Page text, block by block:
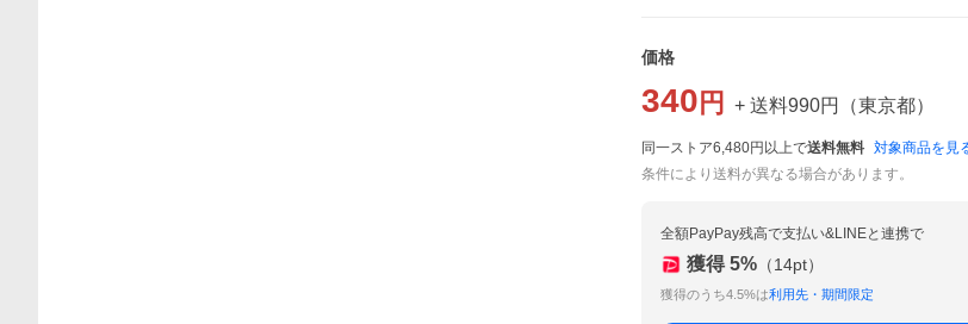
価格
340 円 + 送料990円 （東京都）
同一ストア6,480円以上で送料無料 対象商品を見
条件により送料が異なる場合があります。
全額PayPay残高で支払い&LINEと連携で
獲得 5% （14pt）
獲得のうち4.5%は利用先・期間限定